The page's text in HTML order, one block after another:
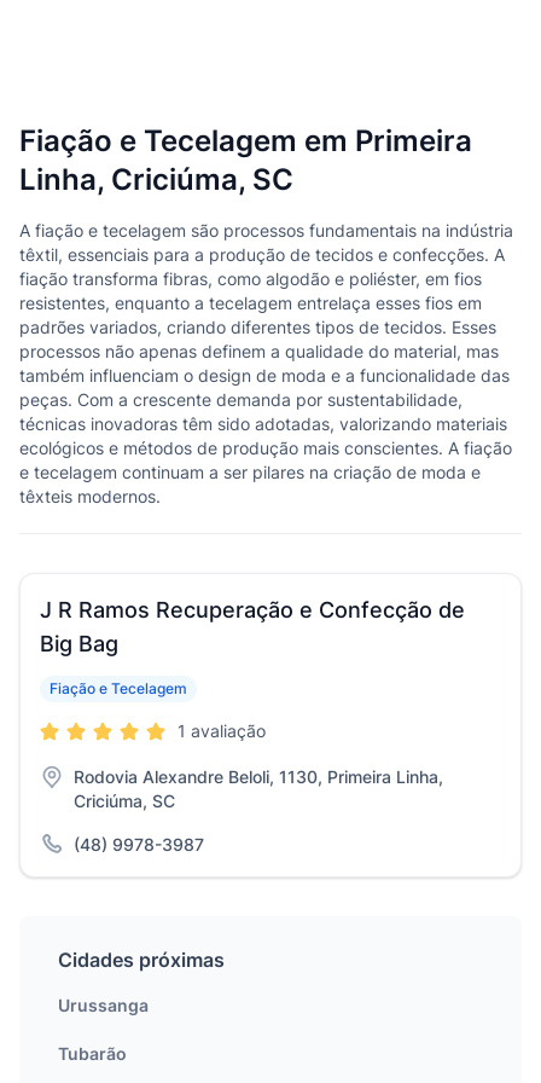
Fiação e Tecelagem em Primeira
Linha, Criciúma, SC
A fiação e tecelagem são processos fundamentais na indústria
têxtil, essenciais para a produção de tecidos e confecções. A
fiação transforma fibras, como algodão e poliéster, em fios
resistentes, enquanto a tecelagem entrelaça esses fios em
padrões variados, criando diferentes tipos de tecidos. Esses
processos não apenas definem a qualidade do material, mas
também influenciam o design de moda e a funcionalidade das
peças. Com a crescente demanda por sustentabilidade,
técnicas inovadoras têm sido adotadas, valorizando materiais
ecológicos e métodos de produção mais conscientes. A fiação
e tecelagem continuam a ser pilares na criação de moda e
têxteis modernos.
J R Ramos Recuperação e Confecção de
Big Bag
Fiação e Tecelagem
1 avaliação
Rodovia Alexandre Beloli, 1130, Primeira Linha,
Criciúma, SC
(48) 9978-3987
Cidades próximas
Urussanga
Tubarão